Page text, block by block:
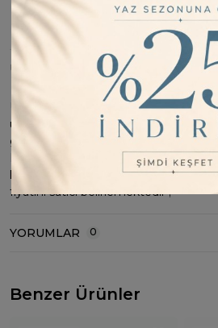
Bu Ürünü
ÜRÜN BILGISI
Ürün özelliği dokuma pamuk dur ;
uygundur. ; ürün ebatı 95*95'dür.
görünümlüdür ; önü dik durur. Iç
Kayma yapmaz. Ütü istemez. ;
kullanıma uygundur. ; incelemiş
fiyatını satıcı belirlemektedir ;
YORUMLAR 0
Benzer Ürünler